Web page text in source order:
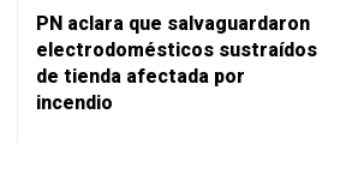
PN aclara que salvaguardaron
electrodomésticos sustraídos
de tienda afectada por
incendio